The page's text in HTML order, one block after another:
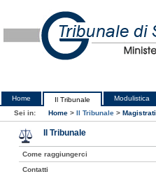
Home Il Tribunale Modulistica
Sei in:
Home > Il Tribunale > Magistrati
Il Tribunale
Come raggiungerci
Contatti